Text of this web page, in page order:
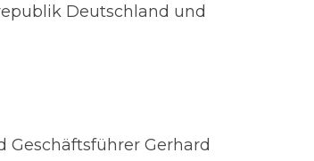
Deutschland und
Geschäftsführer Gerhard